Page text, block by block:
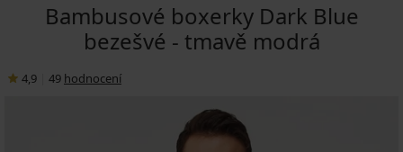
Bambusové boxerky Dark Blue
bezešvé - tmavě modrá
4,9 49 hodnocení